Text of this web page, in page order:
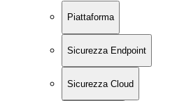
Piattaforma
Sicurezza Endpoint
Sicurezza Cloud